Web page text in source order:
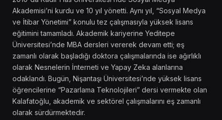
Akademisi’ni kurdu ve 10 yıl yönetti. Aynı yıl, “Sosyal Medya
ve İtibar Yönetimi” konulu tez çalışmasıyla yüksek lisans
eğitimini tamamladı. Akademik kariyerine Yeditepe
Üniversitesi’nde MBA dersleri vererek devam etti; eş
zamanlı olarak başladığı doktora çalışmalarında ise ağırlıklı
olarak Nesnelerin İnterneti ve Yapay Zeka alanlarına
odaklandı. Bugün, Nişantaşı Üniversitesi’nde yüksek lisans
öğrencilerine “Pazarlama Teknolojileri” dersi vermekte olan
Kalafatoğlu, akademik ve sektörel çalışmalarını eş zamanlı
olarak sürdürmektedir.